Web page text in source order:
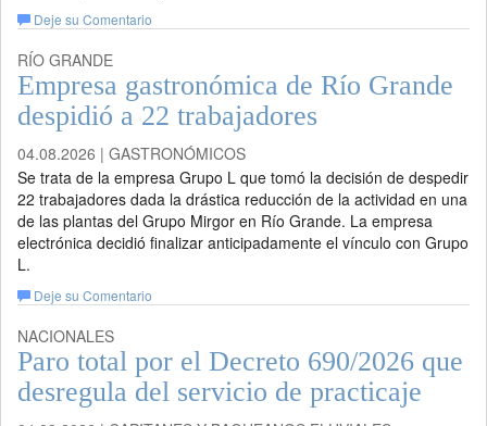
Deje su Comentario
RÍO GRANDE
Empresa gastronómica de Río Grande
despidió a 22 trabajadores
04.08.2026 | GASTRONÓMICOS
Se trata de la empresa Grupo L que tomó la decisión de despedir
22 trabajadores dada la drástica reducción de la actividad en una
de las plantas del Grupo Mirgor en Río Grande. La empresa
electrónica decidió finalizar anticipadamente el vínculo con Grupo
L.
Deje su Comentario
NACIONALES
Paro total por el Decreto 690/2026 que
desregula del servicio de practicaje